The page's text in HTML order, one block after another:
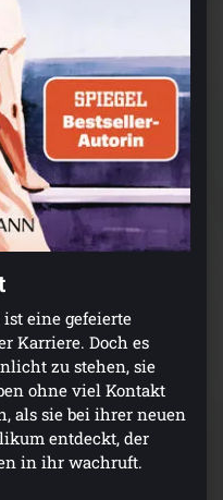
eine gefeierte
Karriere. Doch es
zu stehen, sie
ohne viel Kontakt
als sie bei ihrer neuen
entdeckt, der
in ihr wachruft.